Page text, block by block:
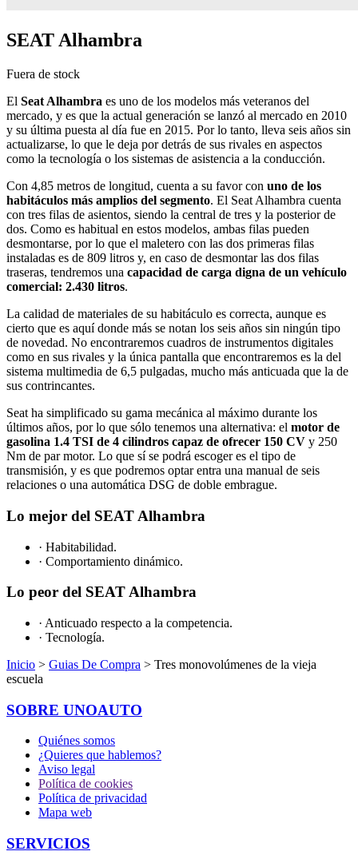
SEAT Alhambra
Fuera de stock
El Seat Alhambra es uno de los modelos más veteranos del
mercado, y es que la actual generación se lanzó al mercado en 2010
y su última puesta al día fue en 2015. Por lo tanto, lleva seis años sin
actualizarse, lo que le deja por detrás de sus rivales en aspectos
como la tecnología o los sistemas de asistencia a la conducción.
Con 4,85 metros de longitud, cuenta a su favor con uno de los
habitáculos más amplios del segmento. El Seat Alhambra cuenta
con tres filas de asientos, siendo la central de tres y la posterior de
dos. Como es habitual en estos modelos, ambas filas pueden
desmontarse, por lo que el maletero con las dos primeras filas
instaladas es de 809 litros y, en caso de desmontar las dos filas
traseras, tendremos una capacidad de carga digna de un vehículo
comercial: 2.430 litros.
La calidad de materiales de su habitáculo es correcta, aunque es
cierto que es aquí donde más se notan los seis años sin ningún tipo
de novedad. No encontraremos cuadros de instrumentos digitales
como en sus rivales y la única pantalla que encontraremos es la del
sistema multimedia de 6,5 pulgadas, mucho más anticuada que la de
sus contrincantes.
Seat ha simplificado su gama mecánica al máximo durante los
últimos años, por lo que sólo tenemos una alternativa: el motor de
gasolina 1.4 TSI de 4 cilindros capaz de ofrecer 150 CV y 250
Nm de par motor. Lo que sí se podrá escoger es el tipo de
transmisión, y es que podremos optar entra una manual de seis
relaciones o una automática DSG de doble embrague.
Lo mejor del SEAT Alhambra
· Habitabilidad.
· Comportamiento dinámico.
Lo peor del SEAT Alhambra
· Anticuado respecto a la competencia.
· Tecnología.
Inicio > Guias De Compra > Tres monovolúmenes de la vieja
escuela
SOBRE UNOAUTO
Quiénes somos
¿Quieres que hablemos?
Aviso legal
Política de cookies
Política de privacidad
Mapa web
SERVICIOS